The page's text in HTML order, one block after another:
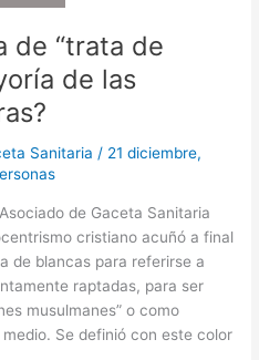
de “trata de
de las
Sanitaria / 21 diciembre,
de Gaceta Sanitaria
cristiano acuñó a final
de blancas para referirse a
raptadas, para ser
musulmanes” o como
Se definió con este color